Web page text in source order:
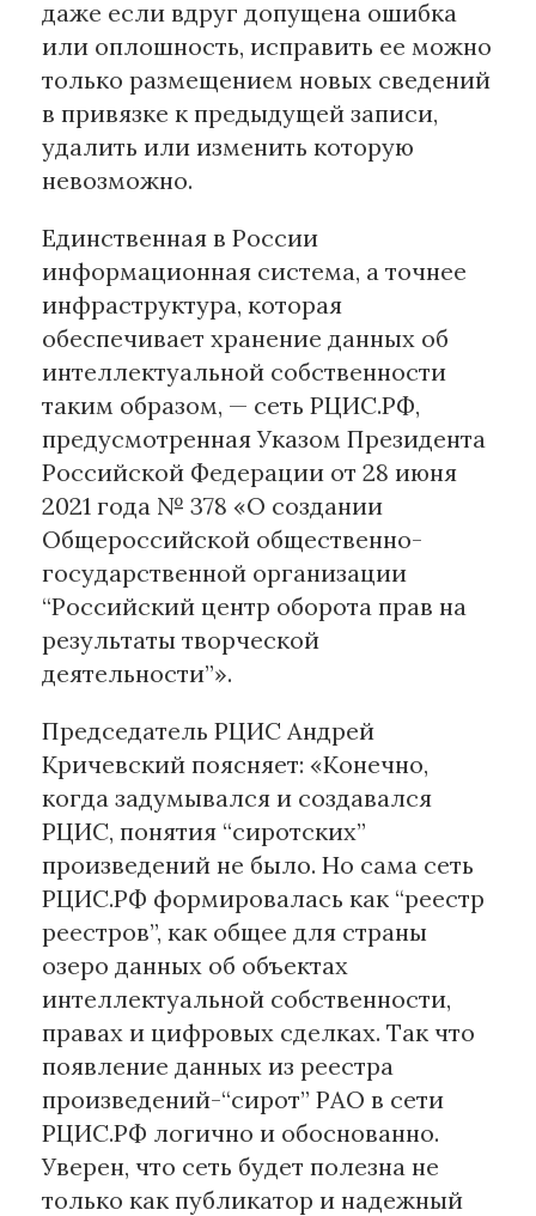
даже если вдруг допущена ошибка
или оплошность, исправить ее можно
только размещением новых сведений
в привязке к предыдущей записи,
удалить или изменить которую
невозможно.
Единственная в России
информационная система, а точнее
инфраструктура, которая
обеспечивает хранение данных об
интеллектуальной собственности
таким образом, — сеть РЦИС.РФ,
предусмотренная Указом Президента
Российской Федерации от 28 июня
2021 года № 378 «О создании
Общероссийской общественно-
государственной организации
“Российский центр оборота прав на
результаты творческой
деятельности”».
Председатель РЦИС Андрей
Кричевский поясняет: «Конечно,
когда задумывался и создавался
РЦИС, понятия “сиротских”
произведений не было. Но сама сеть
РЦИС.РФ формировалась как “реестр
реестров”, как общее для страны
озеро данных об объектах
интеллектуальной собственности,
правах и цифровых сделках. Так что
появление данных из реестра
произведений-“сирот” РАО в сети
РЦИС.РФ логично и обоснованно.
Уверен, что сеть будет полезна не
только как публикатор и надежный